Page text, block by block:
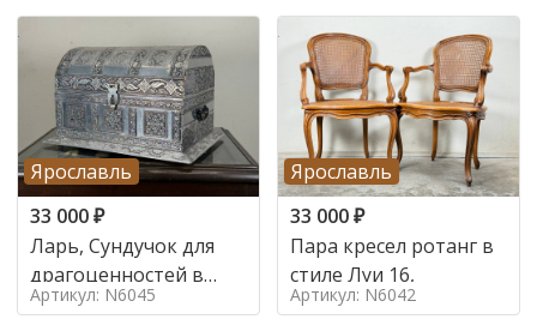
Ярославль
33 000₽
Ларь, Сундучок для
драгоценностей в
стиле
Артикул: N6045
Ярославль
33 000₽
Пара кресел ротанг в
стиле Луи 16,
Артикул: N6042